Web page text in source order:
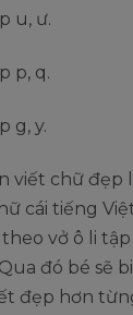
u, ư.
p, q.
g, y.
viết chữ đẹp
cái tiếng
vở ô li
đó bé sẽ
đẹp hơn